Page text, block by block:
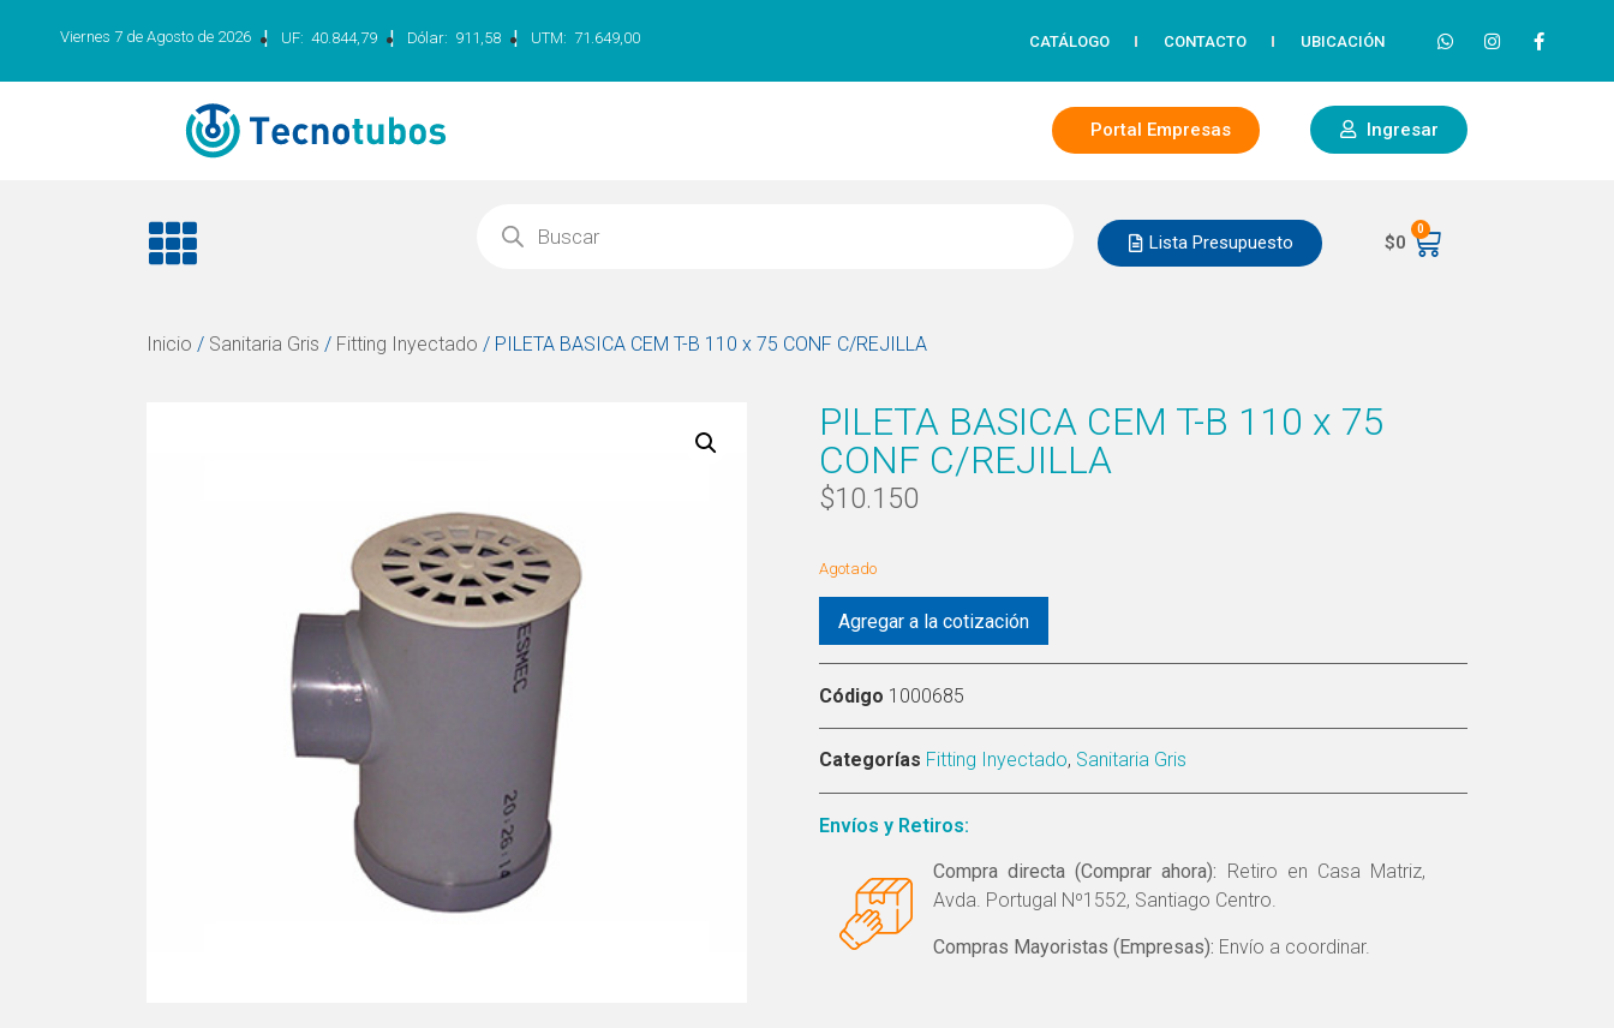
Viernes 7 de Agosto de 2026 | UF: 40.844,79 | Dólar: 911,58 | UTM: 71.649,00 CATÁLOGO CONTACTO UBICACIÓN
Portal Empresas Ingresar
Lista Presupuesto $0
0
Inicio / Sanitaria Gris / Fitting Inyectado / PILETA BASICA CEM T-B 110 x 75 CONF C/REJILLA
PILETA BASICA CEM T-B 110 x 75
CONF C/REJILLA
$10.150
Agotado
Agregar a la cotización
Código 1000685
Categorías Fitting Inyectado, Sanitaria Gris
Envíos y Retiros:
Compra directa (Comprar ahora): Retiro en Casa Matriz,
Avda. Portugal Nº1552, Santiago Centro.
Compras Mayoristas (Empresas): Envío a coordinar.